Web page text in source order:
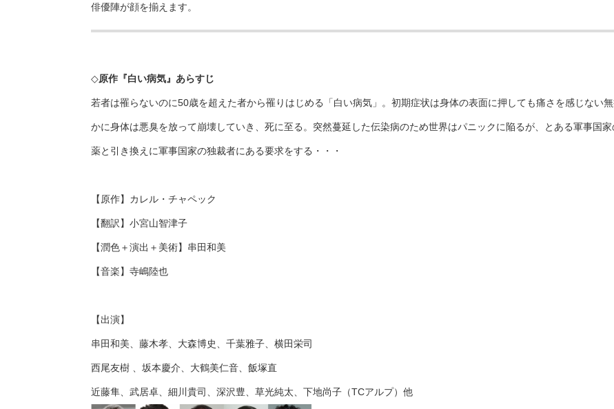
俳優陣が顔を揃えます。
◇原作『白い病気』あらすじ
若者は罹らないのに50歳を超えた者から罹りはじめる「白い病気」。初期症状は身体の表面に押しても痛さを感じない
かに身体は悪臭を放って崩壊していき、死に至る。突然蔓延した伝染病のため世界はパニックに陥るが、とある軍事国
薬と引き換えに軍事国家の独裁者にある要求をする・・・
【原作】カレル・チャペック
【翻訳】小宮山智津子
【潤色＋演出＋美術】串田和美
【音楽】寺嶋陸也
【出演】
串田和美、藤木孝、大森博史、千葉雅子、横田栄司
西尾友樹 、坂本慶介、大鶴美仁音、飯塚直
近藤隼、武居卓、細川貴司、深沢豊、草光純太、下地尚子（TCアルプ）他